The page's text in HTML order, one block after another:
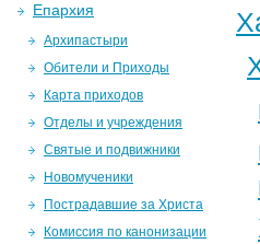
Епархия
Архипастыри
Обители и Приходы
Карта приходов
Отделы и учреждения
Святые и подвижники
Новомученики
Пострадавшие за Христа
Комиссия по канонизации